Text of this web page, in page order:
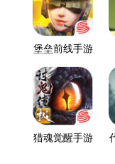
堡垒前线手游
猎魂觉醒手游